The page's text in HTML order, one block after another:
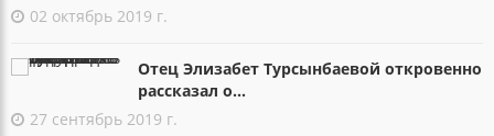
02 октябрь 2019 г.
Отец Элизабет Турсынбаевой откровенно
рассказал о...
27 сентябрь 2019 г.